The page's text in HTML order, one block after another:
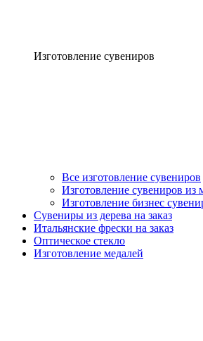
Изготовление сувениров
Все изготовление сувениров
Изготовление сувениров из
Изготовление бизнес
Сувениры из дерева на заказ
Итальянские фрески на заказ
Оптическое стекло
Изготовление медалей